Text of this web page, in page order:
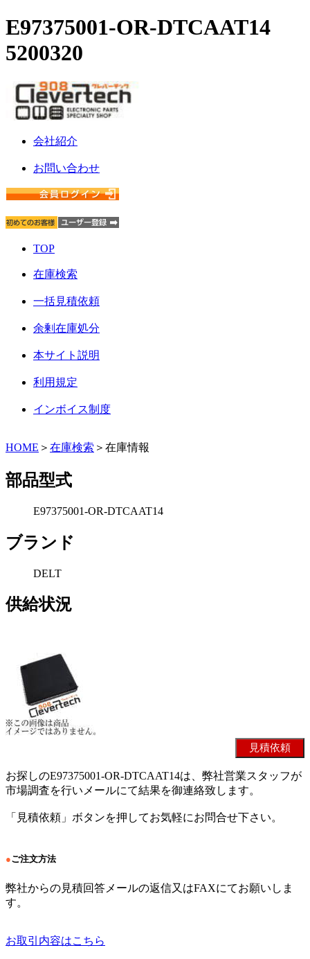
E97375001-OR-DTCAAT14
5200320
会社紹介
お問い合わせ
TOP
在庫検索
一括見積依頼
余剰在庫処分
本サイト説明
利用規定
インボイス制度
HOME ＞ 在庫検索 ＞在庫情報
部品型式
E97375001-OR-DTCAAT14
ブランド
DELT
供給状況
お探しのE97375001-OR-DTCAAT14は、弊社営業スタッフが
市場調査を行いメールにて結果を御連絡致します。
「見積依頼」ボタンを押してお気軽にお問合せ下さい。
●ご注文方法
弊社からの見積回答メールの返信又はFAXにてお願いしま
す。
お取引内容はこちら